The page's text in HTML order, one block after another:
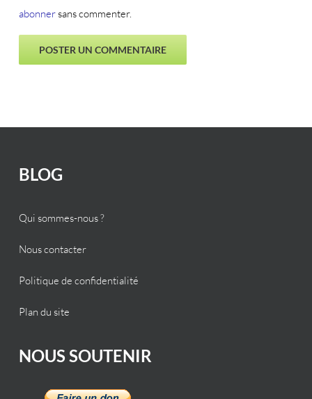
abonnersans commenter.
BLOG
Qui sommes-nous ?
Nous contacter
Politique de confidentialité
Plan du site
NOUS SOUTENIR